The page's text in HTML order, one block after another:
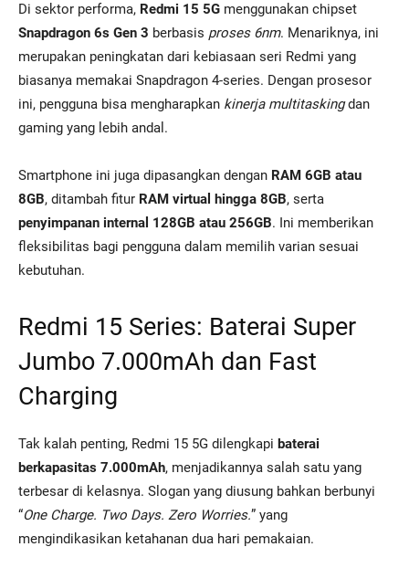
Di sektor performa, Redmi 15 5G menggunakan chipset
Snapdragon 6s Gen 3 berbasis proses 6nm. Menariknya, ini
merupakan peningkatan dari kebiasaan seri Redmi yang
biasanya memakai Snapdragon 4-series. Dengan prosesor
ini, pengguna bisa mengharapkan kinerja multitaskingdan
gaming yang lebih andal.
Smartphone ini juga dipasangkan dengan RAM 6GB atau
8GB, ditambah fitur RAM virtual hingga 8GB, serta
penyimpanan internal 128GB atau 256GB. Ini memberikan
fleksibilitas bagi pengguna dalam memilih varian sesuai
kebutuhan.
Redmi 15 Series: Baterai Super
Jumbo 7.000mAh dan Fast
Charging
Tak kalah penting, Redmi 15 5G dilengkapi baterai
berkapasitas 7.000mAh, menjadikannya salah satu yang
terbesar di kelasnya. Slogan yang diusung bahkan berbunyi
“One Charge. Two Days. Zero Worries.” yang
mengindikasikan ketahanan dua hari pemakaian.